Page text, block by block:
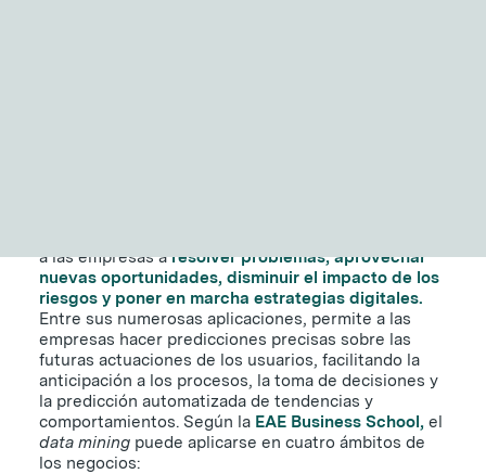
a las empresas aresolver problemas, aprovechar
nuevas oportunidades, disminuir el impacto de los
riesgos y poner en marcha estrategias digitales.
Entre sus numerosas aplicaciones, permite a las
empresas hacer predicciones precisas sobre las
futuras actuaciones de los usuarios, facilitando la
anticipación a los procesos, la toma de decisiones y
la predicción automatizada de tendencias y
comportamientos. Según la EAE Business School, el
data mining puede aplicarse en cuatro ámbitos de
los negocios: